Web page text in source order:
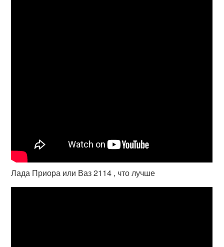
Лада Приора или Ваз 2114 , что лучше